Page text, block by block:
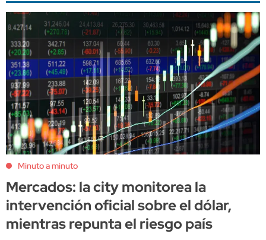
Minuto a minuto
Mercados: la city monitorea la
intervención oficial sobre el dólar,
mientras repunta el riesgo país